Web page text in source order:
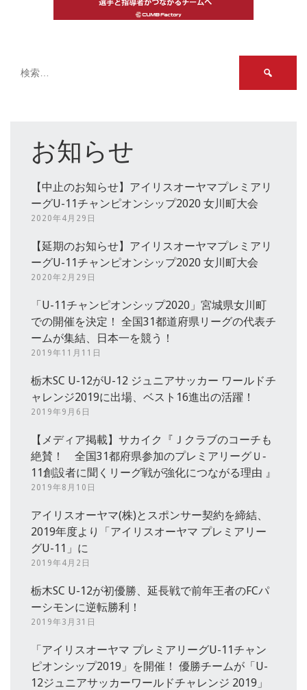
お知らせ
【中止のお知らせ】アイリスオーヤマプレミアリ
ーグU-11チャンピオンシップ2020 女川町大会
2020年4月29日
【延期のお知らせ】アイリスオーヤマプレミアリ
ーグU-11チャンピオンシップ2020 女川町大会
2020年2月29日
「U-11チャンピオンシップ2020」宮城県女川町
での開催を決定！ 全国31都道府県リーグの代表チ
ームが集結、日本一を競う！
2019年11月11日
栃木SC U-12がU-12 ジュニアサッカー ワールドチ
ャレンジ2019に出場、ベスト16進出の活躍！
2019年9月6日
【メディア掲載】サカイク『Ｊクラブのコーチも
絶賛！ 全国31都府県参加のプレミアリーグＵ‐
11創設者に聞くリーグ戦が強化につながる理由 』
2019年8月10日
アイリスオーヤマ(株)とスポンサー契約を締結、
2019年度より「アイリスオーヤマ プレミアリー
グU-11」に
2019年4月2日
栃木SC U-12が初優勝、延長戦で前年王者のFCパ
ーシモンに逆転勝利！
2019年3月31日
「アイリスオーヤマ プレミアリーグU-11チャン
ピオンシップ2019」を開催！ 優勝チームが「U-
12ジュニアサッカーワールドチャレンジ 2019」